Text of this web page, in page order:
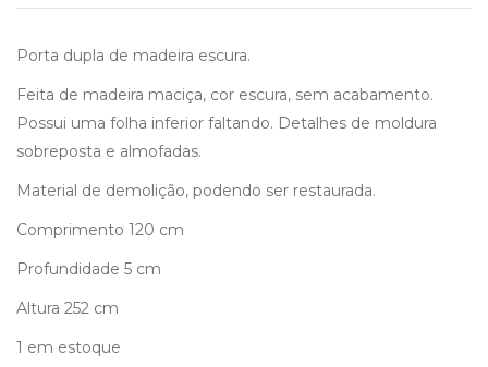
Porta dupla de madeira escura.
Feita de madeira maciça, cor escura, sem acabamento.
Possui uma folha inferior faltando. Detalhes de moldura
sobreposta e almofadas.
Material de demolição, podendo ser restaurada.
Comprimento 120 cm
Profundidade 5 cm
Altura 252 cm
1 em estoque